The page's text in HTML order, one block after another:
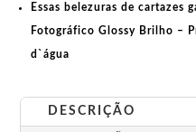
Essas belezuras de cartazes
Fotográfico Glossy Brilho –
d`água
DESCRIÇÃO